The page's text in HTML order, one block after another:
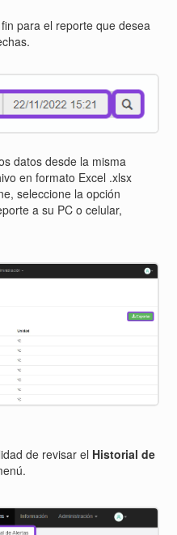
para el reporte que desea
datos desde la misma
en formato Excel .xlsx
seleccione la opción
a su PC o celular,
de revisar el Historial de